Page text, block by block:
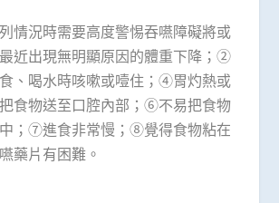
情況時需要高度警惕吞嚥障礙將或
近出現無明顯原因的體重下降；②
、喝水時咳嗽或噎住；④胃灼熱或
食物送至口腔內部；⑥不易把食物
；⑦進食非常慢；⑧覺得食物粘在
藥片有困難。